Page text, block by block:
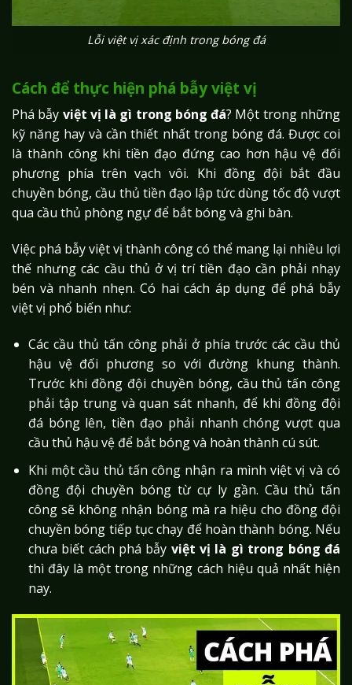
Lỗi việt vị xác định trong bóng đá
Cách để thực hiện phá bẫy việt vị
Phá bẫy việt vị là gì trong bóng đá? Một trong những
kỹ năng hay và cần thiết nhất trong bóng đá. Được coi
là thành công khi tiền đạo đứng cao hơn hậu vệ đối
phương phía trên vạch vôi. Khi đồng đội bắt đầu
chuyền bóng, cầu thủ tiền đạo lập tức dùng tốc độ vượt
qua cầu thủ phòng ngự để bắt bóng và ghi bàn.
Việc phá bẫy việt vị thành công có thể mang lại nhiều lợi
thế nhưng các cầu thủ ở vị trí tiền đạo cần phải nhạy
bén và nhanh nhẹn. Có hai cách áp dụng để phá bẫy
việt vị phổ biến như:
Các cầu thủ tấn công phải ở phía trước các cầu thủ
hậu vệ đối phương so với đường khung thành.
Trước khi đồng đội chuyền bóng, cầu thủ tấn công
phải tập trung và quan sát nhanh, để khi đồng đội
đá bóng lên, tiền đạo phải nhanh chóng vượt qua
cầu thủ hậu vệ để bắt bóng và hoàn thành cú sút.
Khi một cầu thủ tấn công nhận ra mình việt vị và có
đồng đội chuyền bóng từ cự ly gần. Cầu thủ tấn
công sẽ không nhận bóng mà ra hiệu cho đồng đội
chuyền bóng tiếp tục chạy để hoàn thành bóng. Nếu
chưa biết cách phá bẫy việt vị là gì trong bóng đá
thì đây là một trong những cách hiệu quả nhất hiện
nay.